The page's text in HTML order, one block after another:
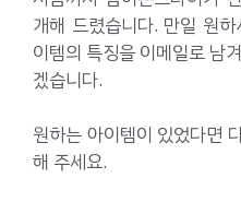
개해 드렸습니다. 만일 원
이템의 특징을 이메일로 남
겠습니다.
원하는 아이템이 있었다면
해 주세요.